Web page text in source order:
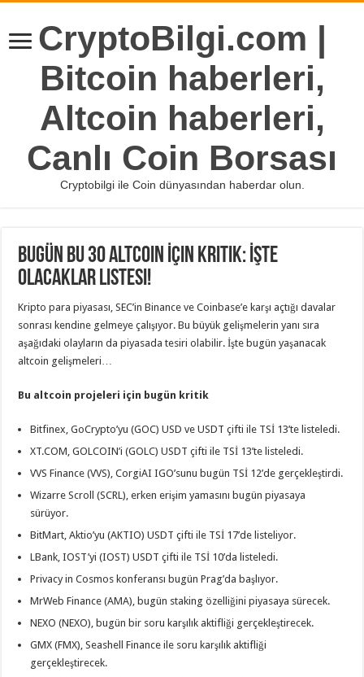
CryptoBilgi.com |
Bitcoin haberleri,
Altcoin haberleri,
Canlı Coin Borsası
Cryptobilgi ile Coin dünyasından haberdar olun.
Bugün Bu 30 Altcoin İçin Kritik: İşte
Olacaklar Listesi!
Kripto para piyasası, SEC’in Binance ve Coinbase’e karşı açtığı davalar
sonrası kendine gelmeye çalışıyor. Bu büyük gelişmelerin yanı sıra
aşağıdaki olayların da piyasada tesiri olabilir. İşte bugün yaşanacak
altcoin gelişmeleri…
Bu altcoin projeleri için bugün kritik
Bitfinex, GoCrypto’yu (GOC) USD ve USDT çifti ile TSİ 13’te listeledi.
XT.COM, GOLCOIN’i (GOLC) USDT çifti ile TSİ 13’te listeledi.
VVS Finance (VVS), CorgiAI IGO’sunu bugün TSİ 12’de gerçekleştirdi.
Wizarre Scroll (SCRL), erken erişim yamasını bugün piyasaya
sürüyor.
BitMart, Aktio’yu (AKTIO) USDT çifti ile TSİ 17’de listeliyor.
LBank, IOST’yi (IOST) USDT çifti ile TSİ 10’da listeledi.
Privacy in Cosmos konferansı bugün Prag’da başlıyor.
MrWeb Finance (AMA), bugün staking özelliğini piyasaya sürecek.
NEXO (NEXO), bugün bir soru karşılık aktifliği gerçekleştirecek.
GMX (FMX), Seashell Finance ile soru karşılık aktifliği
gerçekleştirecek.